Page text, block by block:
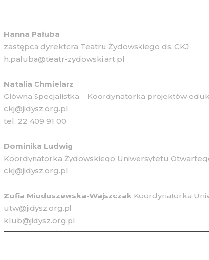
Hanna Pałuba
zastępca dyrektora Teatru Żydowskiego ds. CKJ
h.paluba@teatr-zydowski.art.pl
Natalia Chmielarz
Główna Specjalistka – Koordynatorka projektów
ckj@jidysz.org.pl
tel. 22 409 91 00
Dominika Ludwig
Koordynatorka Żydowskiego Uniwersytetu
ckj@jidysz.org.pl
Zofia Mioduszewska-Wajszczak Koordynatorka
utw@jidysz.org.pl
klub@jidysz.org.pl